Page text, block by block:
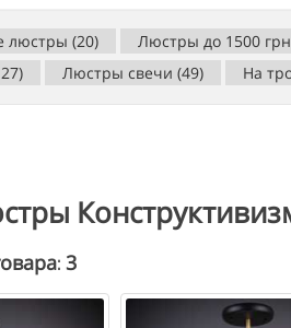
люстры (20) Люстры до 1500
Люстры свечи (49) На
3